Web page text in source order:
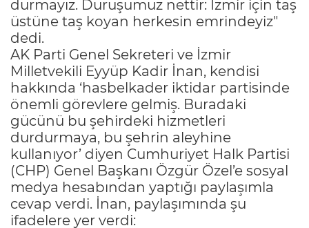
durmayız. Duruşumuz nettir: İzmir için taş
üstüne taş koyan herkesin emrindeyiz"
dedi.
AK Parti Genel Sekreteri ve İzmir
Milletvekili Eyyüp Kadir İnan, kendisi
hakkında ‘hasbelkader iktidar partisinde
önemli görevlere gelmiş. Buradaki
gücünü bu şehirdeki hizmetleri
durdurmaya, bu şehrin aleyhine
kullanıyor’ diyen Cumhuriyet Halk Partisi
(CHP) Genel Başkanı Özgür Özel’e sosyal
medya hesabından yaptığı paylaşımla
cevap verdi. İnan, paylaşımında şu
ifadelere yer verdi: